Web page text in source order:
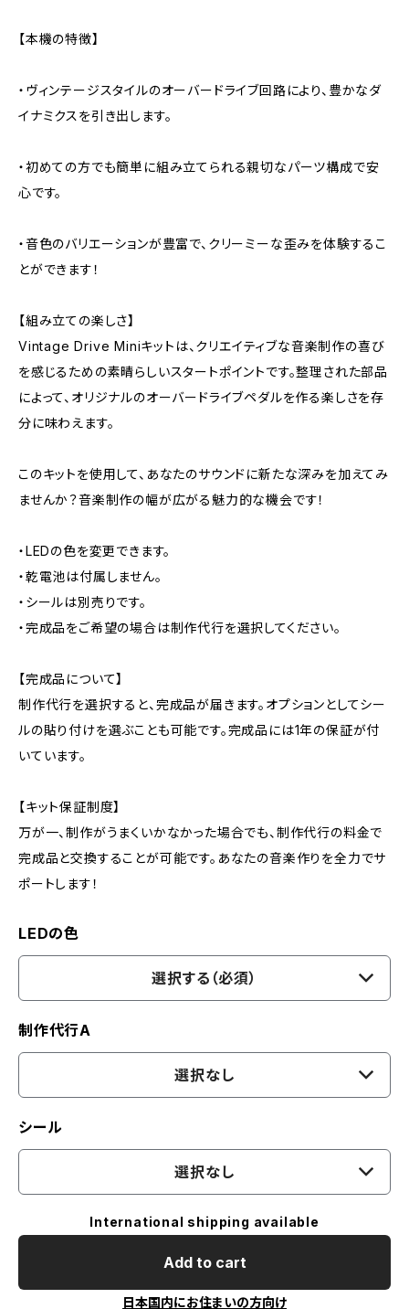
【本機の特徴】
・ヴィンテージスタイルのオーバードライブ回路により、豊かなダ
イナミクスを引き出します。
・初めての方でも簡単に組み立てられる親切なパーツ構成で安
心です。
・音色のバリエーションが豊富で、クリーミーな歪みを体験するこ
とができます！
【組み立ての楽しさ】
Vintage Drive Miniキットは、クリエイティブな音楽制作の喜び
を感じるための素晴らしいスタートポイントです。整理された部品
によって、オリジナルのオーバードライブペダルを作る楽しさを存
分に味わえます。
このキットを使用して、あなたのサウンドに新たな深みを加えてみ
ませんか？音楽制作の幅が広がる魅力的な機会です！
・LEDの色を変更できます。
・乾電池は付属しません。
・シールは別売りです。
・完成品をご希望の場合は制作代行を選択してください。
【完成品について】
制作代行を選択すると、完成品が届きます。オプションとしてシー
ルの貼り付けを選ぶことも可能です。完成品には1年の保証が付
いています。
【キット保証制度】
万が一、制作がうまくいかなかった場合でも、制作代行の料金で
完成品と交換することが可能です。あなたの音楽作りを全力でサ
ポートします！
LEDの色
選択する（必須）
制作代行A
選択なし
シール
選択なし
International shipping available
Add to cart
日本国内にお住まいの方向け